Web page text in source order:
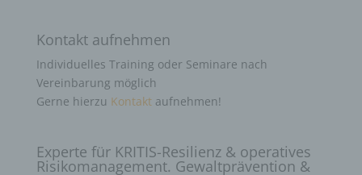
Kontakt aufnehmen
Individuelles Training oder Seminare nach
Vereinbarung möglich
Gerne hierzu Kontaktaufnehmen!
Experte für KRITIS-Resilienz & operatives
Risikomanagement. Gewaltprävention &